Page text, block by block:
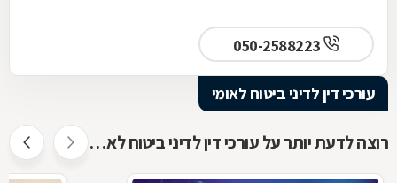
עורכי דין לדיני ביטוח לאומי
רוצה לדעת יותר על עורכי דין לדיני ביטוח לאומי ?